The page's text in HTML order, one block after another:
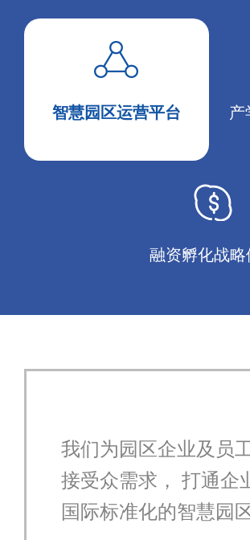
智慧园区运营平台 产
融资孵化战略
我们为园区企业及员
接受众需求， 打通企
国际标准化的智慧园